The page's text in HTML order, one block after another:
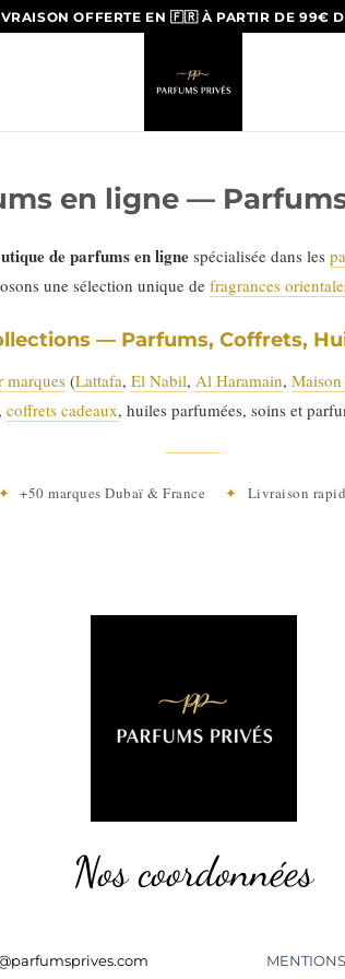
OFFERTE EN 🇫🇷 À PARTIR DE 99€
en ligne —
de parfums en lignespécialisée dans les
une sélection unique defragrances
— Parfums, Coffrets,
marques(Lattafa, El Nabil, Al Haramain,
coffrets cadeaux, huiles parfumées, soins et
✦ +50 marques Dubaï & France ✦ Livraison
Nos coordonnées